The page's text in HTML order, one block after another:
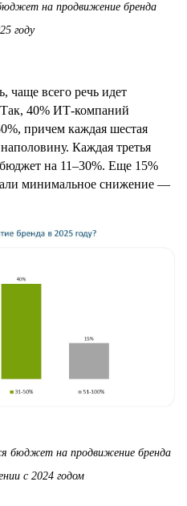
на продвижение бренда
году
чаще всего речь идет
40% ИТ‑компаний
причем каждая шестая
Каждая третья
на 11–30%. Еще 15%
минимальное снижение —
бюджет на продвижение бренда
с 2024 годом